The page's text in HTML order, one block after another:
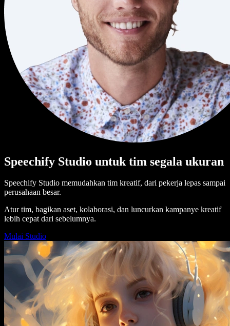
Speechify Studio untuk tim segala ukuran
Speechify Studio memudahkan tim kreatif, dari pekerja lepas sampai
perusahaan besar.
Atur tim, bagikan aset, kolaborasi, dan luncurkan kampanye kreatif
lebih cepat dari sebelumnya.
Mulai Studio